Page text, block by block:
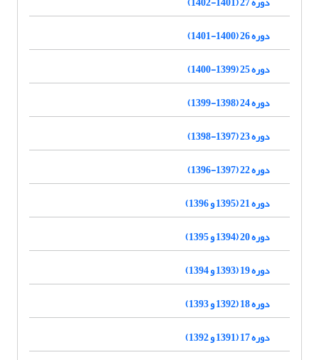
دوره 26 (1400-1401)
دوره 25 (1399-1400)
دوره 24 (1398-1399)
دوره 23 (1397-1398)
دوره 22 (1397-1396)
دوره 21 (1395 و 1396)
دوره 20 (1394 و 1395)
دوره 19 (1393 و 1394)
دوره 18 (1392 و 1393)
دوره 17 (1391 و 1392)